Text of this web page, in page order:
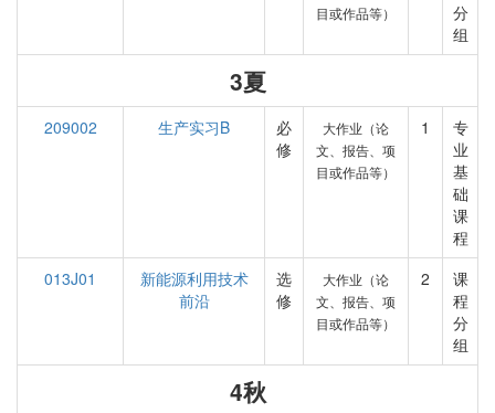
目或作品等）
分
组
3夏
209002 生产实习B
必
修
大作业（论
文、报告、项
目或作品等）
1
专
业
基
础
课
程
013J01
新能源利用技术
前沿
选
修
大作业（论
文、报告、项
目或作品等）
2
课
程
分
组
4秋